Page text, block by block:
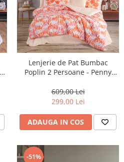
Lenjerie de Pat Bumbac
Poplin 2 Persoane - Penny
609,00 Lei
299,00 Lei
ADAUGA IN COS
-51%